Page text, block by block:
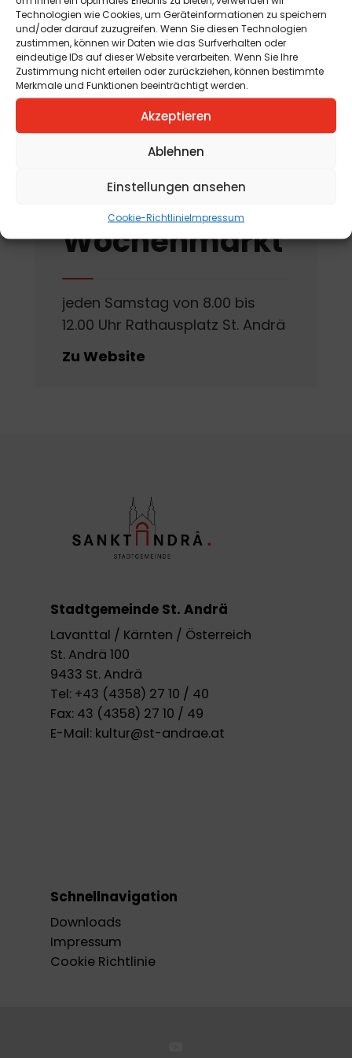
Technologien wie Cookies, um Geräteinformationen zu speichern
und/oder darauf zuzugreifen. Wenn Sie diesen Technologien
zustimmen, können wir Daten wie das Surfverhalten oder
eindeutige IDs auf dieser Website verarbeiten. Wenn Sie Ihre
Zustimmung nicht erteilen oder zurückziehen, können bestimmte
Merkmale und Funktionen beeinträchtigt werden.
Akzeptieren
Ablehnen
Einstellungen ansehen
Cookie-RichtlinieImpressum
am 12. avgust 2026
„Tag der offenen
Kräutergartentür“
am 15. avgust 2026
St. Andräer
Wochenmarkt
jeden Samstag von 8.00 bis
12.00 Uhr Rathausplatz St. Andrä
Zu Website
Stadtgemeinde St. Andrä
Lavanttal / Kärnten / Österreich
St. Andrä 100
9433 St. Andrä
Tel: +43 (4358) 27 10 / 40
Fax: 43 (4358) 27 10 / 49
E-Mail: kultur@st-andrae.at
Schnellnavigation
Downloads
Impressum
Cookie Richtlinie